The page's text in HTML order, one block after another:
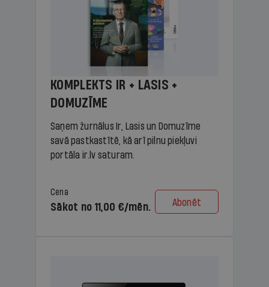
KOMPLEKTS IR + LASIS +
DOMUZĪME
Saņem žurnālus Ir, Lasis un Domuzīme
savā pastkastītē, kā arī pilnu piekļuvi
portāla ir.lv saturam.
Cena
Sākot no 11,00 €/mēn. Abonēt